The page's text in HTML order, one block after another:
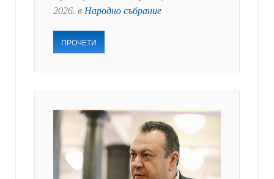
2026. в Народно събрание
ПРОЧЕТИ